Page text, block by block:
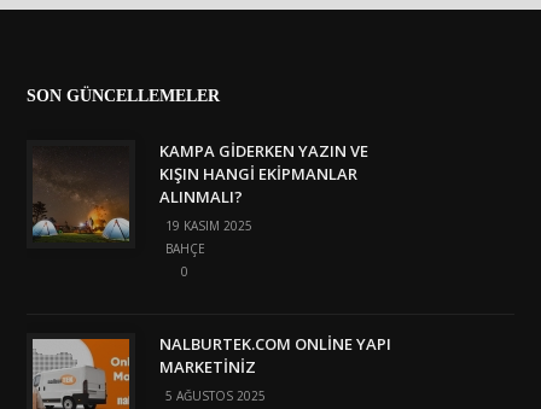
SON GÜNCELLEMELER
KAMPA GIDERKEN YAZIN VE
KIŞIN HANGI EKIPMANLAR
ALINMALI?
19 KASIM 2025
BAHÇE
0
NALBURTEK.COM ONLINE YAPI
MARKETINIZ
5 AĞUSTOS 2025